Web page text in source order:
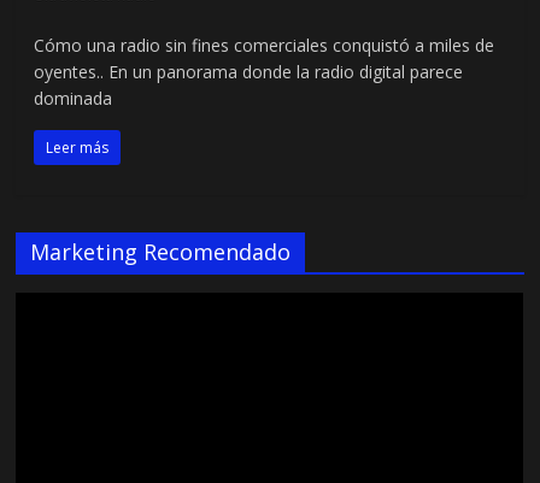
Cómo una radio sin fines comerciales conquistó a miles de
oyentes.. En un panorama donde la radio digital parece
dominada
Leer más
Marketing Recomendado